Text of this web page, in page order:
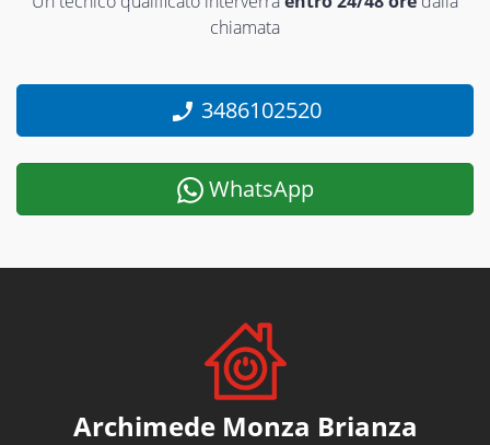
chiamata
3486102520
WhatsApp
Archimede Monza Brianza